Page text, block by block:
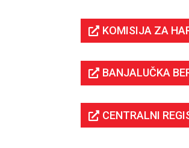
KOMISIJA ZA
BANJALUČKA
CENTRALNI